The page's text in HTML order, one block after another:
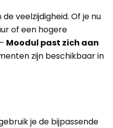
veelzijdigheid. Of je nu
of een hogere
Moodul past zich aan
zijn beschikbaar in
je de bijpassende